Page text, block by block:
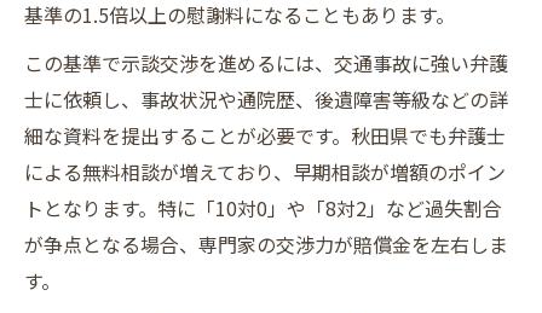
基準の1.5倍以上の慰謝料になることもあります。
この基準で示談交渉を進めるには、交通事故に強い弁護
士に依頼し、事故状況や通院歴、後遺障害等級などの詳
細な資料を提出することが必要です。秋田県でも弁護士
による無料相談が増えており、早期相談が増額のポイン
トとなります。特に「10対0」や「8対2」など過失割合
が争点となる場合、専門家の交渉力が賠償金を左右しま
す。